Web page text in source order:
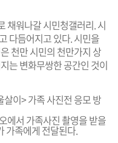
채워나갈 시민청갤러리. 시
다듬어지고 있다. 시민을
천만 시민의 천만가지 상
는 변화무쌍한 공간인 것이
이> 가족 사진전 응모 방
에서 가족사진 촬영을 받을
가족에게 전달된다.